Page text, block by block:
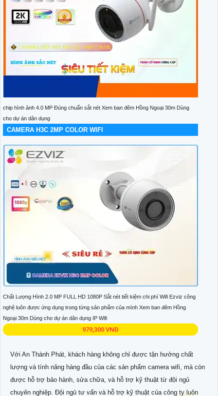
chip hình ảnh 4.0 MP Đúng chuẩn sắt nét Xem ban đêm Hồng Ngoại 30m Dùng
cho dự án dân dụng
CAMERA H3C 2MP COLOR WIFI
Chất Lượng Hình 2.0 MP FULL HD 1080P Sắt nét tiết kiệm chi phí Wifi Ezviz công
nghệ luôn được ứng dụng trong từng sản phẩm của mình Xem ban đêm Hồng
Ngoại 30m Dùng cho dự án dân dụng IP Wifi
979,300 VNĐ
Với An Thành Phát, khách hàng không chỉ được tận hưởng chất
lượng và tính năng hàng đầu của các sản phẩm camera wifi, mà còn
được hỗ trợ bảo hành, sửa chữa, và hỗ trợ kỹ thuật từ đội ngủ
chuyên nghiệp. Đội ngủ tư vấn và hỗ trợ kỹ thuật của công ty luôn